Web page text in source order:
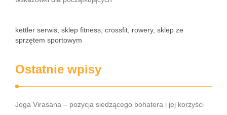
kettler serwis, sklep fitness, crossfit, rowery, sklep ze
sprzętem sportowym
Ostatnie wpisy
Joga Virasana – pozycja siedzącego bohatera i jej korzyści